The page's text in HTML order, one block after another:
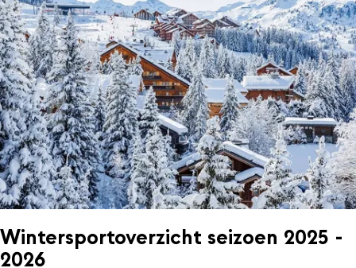
Wintersportoverzicht seizoen 2025 -
2026